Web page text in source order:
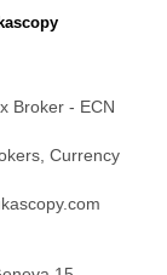
Broker - ECN
Currency